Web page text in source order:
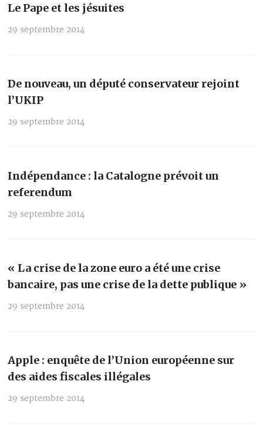
Le Pape et les jésuites
29 septembre 2014
De nouveau, un député conservateur rejoint
l’UKIP
29 septembre 2014
Indépendance : la Catalogne prévoit un
referendum
29 septembre 2014
« La crise de la zone euro a été une crise
bancaire, pas une crise de la dette publique »
29 septembre 2014
Apple : enquête de l’Union européenne sur
des aides fiscales illégales
29 septembre 2014